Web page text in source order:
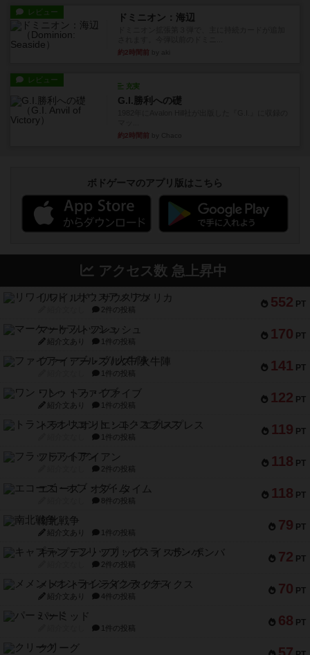
レビュー ドミニオン：海辺
約2時間前
レビュー
充実
G.I.勝利への礎
約2時間前
ボドゲーマのアプリ版はこちら
アクセス数 急上昇中
552 PT
リワイルド：サウスアメリカ
2件の投稿
170 PT
マーケットフレッシュ
紹介文あり 1件の投稿
141 PT
ファイアー・ブルズ / 火牛陣
1件の投稿
122 PT
ワン・トゥ・ファイブ
紹介文あり 1件の投稿
119 PT
トランスオリエント・エクスプレス
1件の投稿
118 PT
フラットアイアン
2件の投稿
118 PT
エコーズ・オブ・タイム
8件の投稿
79 PT
南北戦争
紹介文あり 1件の投稿
72 PT
キャプテン・フリップ：イスラ・ボンバ
2件の投稿
70 PT
メメントオンラインタクティクス
紹介文あり 4件の投稿
68 PT
パーミッド
1件の投稿
クリーグ